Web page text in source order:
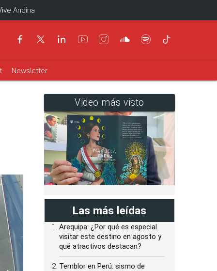
Andina
Newsletter
Video más visto
Las más leídas
Arequipa: ¿Por qué es especial
visitar este destino en agosto y
qué atractivos destacan?
Temblor en Perú: sismo de